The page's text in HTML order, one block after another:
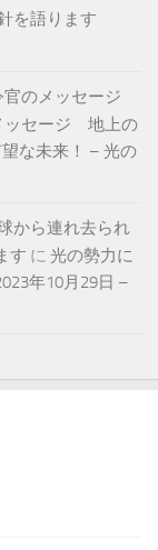
を語ります
官のメッセージ
ッセージ 地上の
な未来！ – 光の
から連れ去られ
す に 光の勢力に
年10月29日 –